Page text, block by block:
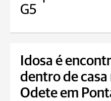
G5
Idosa é
dentro de casa
Odete em